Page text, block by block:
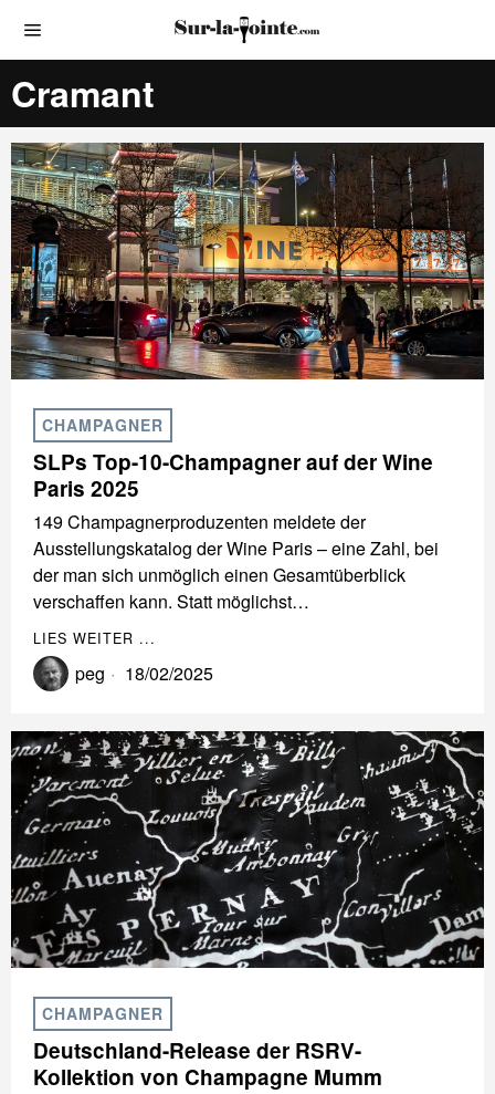
Cramant
CHAMPAGNER
SLPs Top-10-Champagner auf der Wine
Paris 2025
149 Champagnerproduzenten meldete der
Ausstellungskatalog der Wine Paris – eine Zahl, bei
der man sich unmöglich einen Gesamtüberblick
verschaffen kann. Statt möglichst…
LIES WEITER ...
peg 18/02/2025
CHAMPAGNER
Deutschland-Release der RSRV-
Kollektion von Champagne Mumm